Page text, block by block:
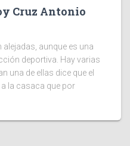
Cruz Antonio
aunque es una
deportiva. Hay varias
una de ellas dice que el
la casaca que por